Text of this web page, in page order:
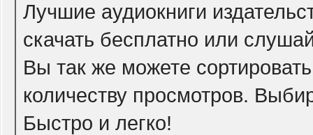
Лучшие аудиокниги
скачать бесплатно или
Вы так же можете
количеству просмотров.
Быстро и легко!